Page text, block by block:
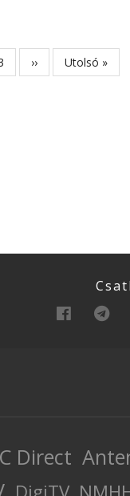
Következő
oldal
››
Utolsó
oldal
Utolsó »
Direct